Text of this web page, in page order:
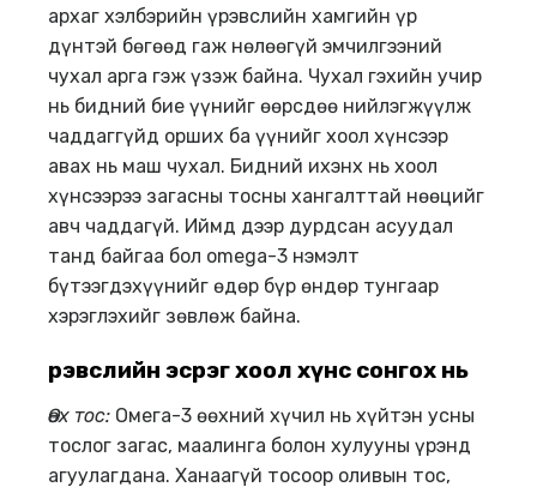
архаг хэлбэрийн үрэвслийн хамгийн үр
дүнтэй бөгөөд гаж нөлөөгүй эмчилгээний
чухал арга гэж үзэж байна. Чухал гэхийн учир
нь бидний бие үүнийг өөрсдөө нийлэгжүүлж
чаддаггүйд орших ба үүнийг хоол хүнсээр
авах нь маш чухал. Бидний ихэнх нь хоол
хүнсээрээ загасны тосны хангалттай нөөцийг
авч чаддагүй. Иймд дээр дурдсан асуудал
танд байгаа бол omega-3 нэмэлт
бүтээгдэхүүнийг өдөр бүр өндөр тунгаар
хэрэглэхийг зөвлөж байна.
Үрэвслийн эсрэг хоол хүнс сонгох нь
Өөх тос: Oмега-3 өөхний хүчил нь хүйтэн усны
тослог загас, маалинга болон хулууны үрэнд
агуулагдана. Ханаагүй тосоор оливын тос,